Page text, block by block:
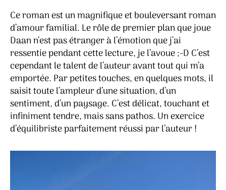
Ce roman est un magnifique et bouleversant roman
d’amour familial. Le rôle de premier plan que joue
Daan n’est pas étranger à l’émotion que j’ai
ressentie pendant cette lecture, je l’avoue ;-D C’est
cependant le talent de l’auteur avant tout qui m’a
emportée. Par petites touches, en quelques mots, il
saisit toute l’ampleur d’une situation, d’un
sentiment, d’un paysage. C’est délicat, touchant et
infiniment tendre, mais sans pathos. Un exercice
d’équilibriste parfaitement réussi par l’auteur !